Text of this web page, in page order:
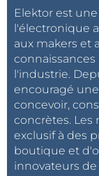
Les objets
une
fonctions
contrôle.
ensemble
Renesas
Elektor est
l'électronique
aux makers et
l'industrie.
encouragé
concevoir,
concrètes.
exclusif à des
boutique et
innovateurs